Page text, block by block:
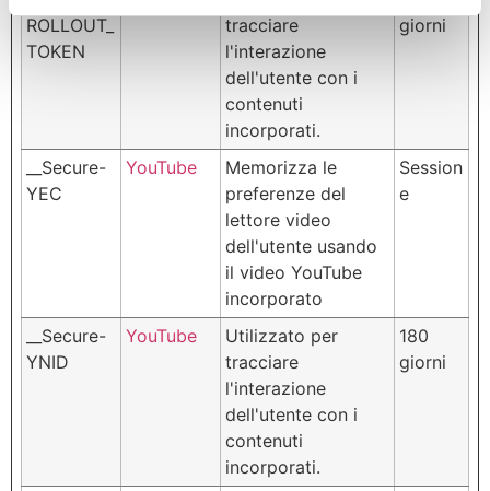
ROLLOUT_
TOKEN
tracciare
l'interazione
dell'utente con i
contenuti
incorporati.
giorni
__Secure-
YEC
YouTube
Memorizza le
preferenze del
lettore video
dell'utente usando
il video YouTube
incorporato
Session
e
__Secure-
YNID
YouTube
Utilizzato per
tracciare
l'interazione
dell'utente con i
contenuti
incorporati.
180
giorni